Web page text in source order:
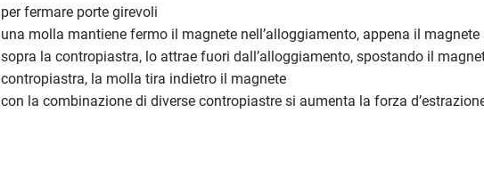
per fermare porte girevoli
una molla mantiene fermo il magnete nell’alloggiamento, appena il magnete
sopra la contropiastra, lo attrae fuori dall’alloggiamento, spostando il
contropiastra, la molla tira indietro il magnete
con la combinazione di diverse contropiastre si aumenta la forza